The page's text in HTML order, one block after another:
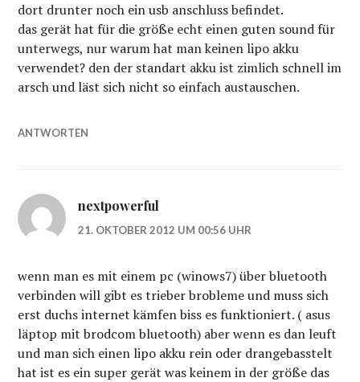
dort drunter noch ein usb anschluss befindet.
das gerät hat für die größe echt einen guten sound für
unterwegs, nur warum hat man keinen lipo akku
verwendet? den der standart akku ist zimlich schnell im
arsch und läst sich nicht so einfach austauschen.
ANTWORTEN
nextpowerful
21. OKTOBER 2012 UM 00:56 UHR
wenn man es mit einem pc (winows7) über bluetooth
verbinden will gibt es trieber brobleme und muss sich
erst duchs internet kämfen biss es funktioniert. ( asus
läptop mit brodcom bluetooth) aber wenn es dan leuft
und man sich einen lipo akku rein oder drangebasstelt
hat ist es ein super gerät was keinem in der größe das